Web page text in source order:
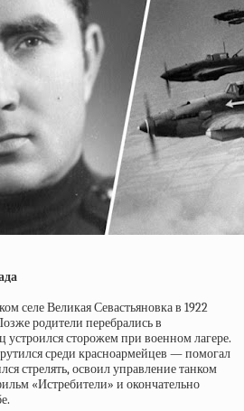
селе Великая Севастьяновка в 1922
родители перебрались в
устроился сторожем при военном лагере.
среди красноармейцев — помогал
стрелять, освоил управление танком
«Истребители» и окончательно